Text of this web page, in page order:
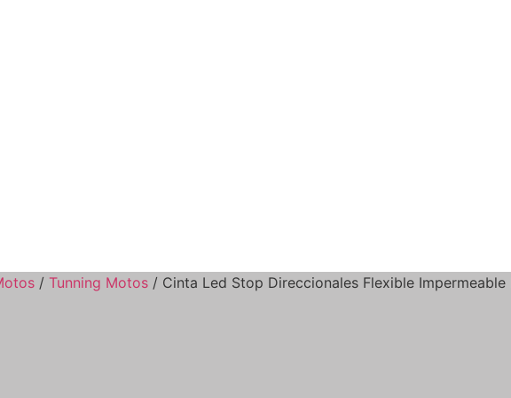
/ Tunning Motos / Cinta Led Stop Direccionales Flexible